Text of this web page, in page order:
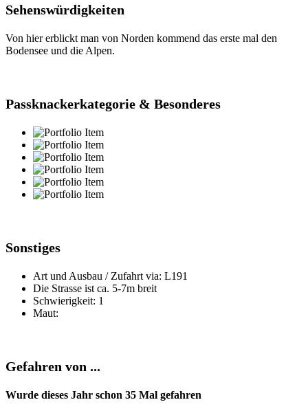
Sehenswürdigkeiten
Von hier erblickt man von Norden kommend das erste mal den
Bodensee und die Alpen.
Passknackerkategorie & Besonderes
Sonstiges
Art und Ausbau / Zufahrt via: L191
Die Strasse ist ca. 5-7m breit
Schwierigkeit: 1
Maut:
Gefahren von ...
Wurde dieses Jahr schon 35 Mal gefahren